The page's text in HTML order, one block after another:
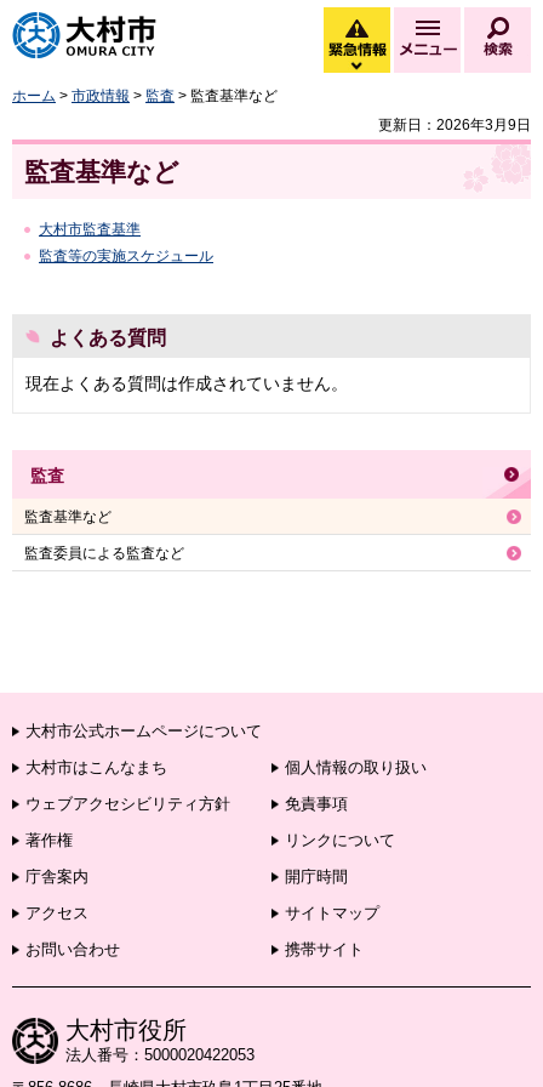
大村市
緊急情報
緊急情報を開く
メニュー
ホーム > 市政情報 > 監査 > 監査基準など
更新日：2026年3月9日
監査基準など
大村市監査基準
監査等の実施スケジュール
よくある質問
現在よくある質問は作成されていません。
監査
監査基準など
監査委員による監査など
大村市公式ホームページについて
大村市はこんなまち
個人情報の取り扱い
ウェブアクセシビリティ方針
免責事項
著作権
リンクについて
庁舎案内
開庁時間
アクセス
サイトマップ
お問い合わせ
携帯サイト
大村市役所
法人番号：5000020422053